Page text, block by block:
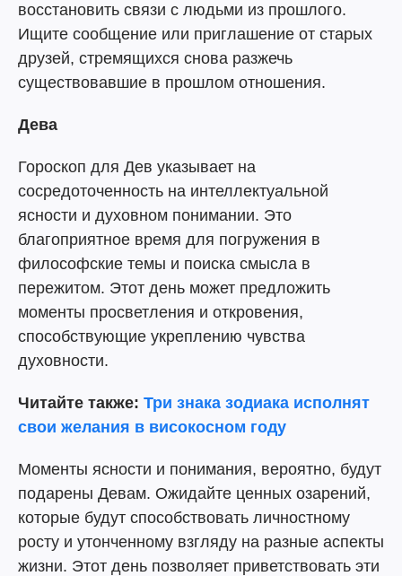
восстановить связи с людьми из прошлого.
Ищите сообщение или приглашение от старых
друзей, стремящихся снова разжечь
существовавшие в прошлом отношения.
Дева
Гороскоп для Дев указывает на
сосредоточенность на интеллектуальной
ясности и духовном понимании. Это
благоприятное время для погружения в
философские темы и поиска смысла в
пережитом. Этот день может предложить
моменты просветления и откровения,
способствующие укреплению чувства
духовности.
Читайте также: Три знака зодиака исполнят
свои желания в високосном году
Моменты ясности и понимания, вероятно, будут
подарены Девам. Ожидайте ценных озарений,
которые будут способствовать личностному
росту и утонченному взгляду на разные аспекты
жизни. Этот день позволяет приветствовать эти